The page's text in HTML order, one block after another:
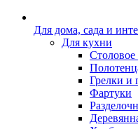
Для дома, сада и
Для кухни
Столовое
Грелки и
Фартуки